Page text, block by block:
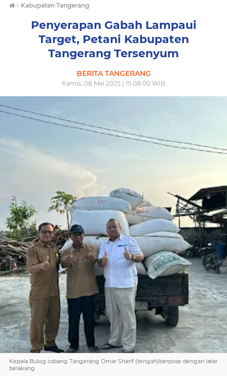
› Kabupaten Tangerang
Penyerapan Gabah Lampaui
Target, Petani Kabupaten
Tangerang Tersenyum
BERITA TANGERANG
Kamis, 08 Mei 2025 | 19.08.00 WIB
Kepala Bulog cabang Tangerang Omar Sharif (tengah)berpose dengan latar
belakang